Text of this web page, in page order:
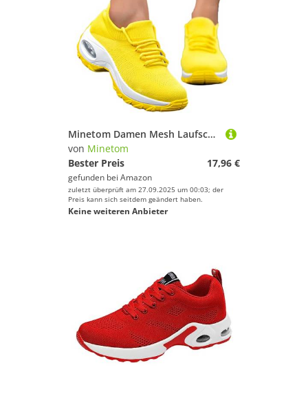
Minetom Damen Mesh Laufschuhe Turnschuhe Sportschuhe Sneaker Running Tennis Schuhe Straßenlaufschuhe Dämpfung Leichtgewichts Atmungsaktiv Walkingschuhe Outdoor Fitness Jogging A Gelb 37 EU
von Minetom
Bester Preis
17,96 €
gefunden bei Amazon
zuletzt überprüft am 27.09.2025 um 00:03; der
Preis kann sich seitdem geändert haben.
Keine weiteren Anbieter